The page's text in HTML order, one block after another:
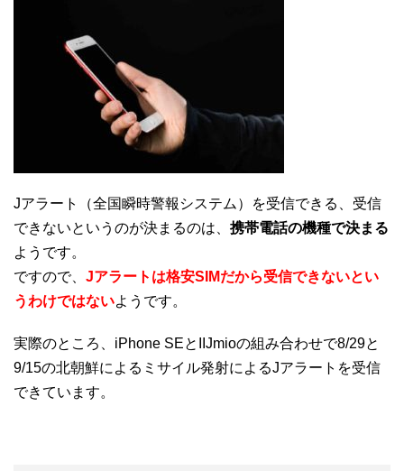
Jアラート（全国瞬時警報システム）を受信できる、受信
できないというのが決まるのは、 携帯電話の機種で決まる
ようです。
ですので、 Jアラートは格安SIMだから受信できないとい
うわけではないようです。
実際のところ、iPhone SEとIIJmioの組み合わせで8/29と
9/15の北朝鮮によるミサイル発射によるJアラートを受信
できています。